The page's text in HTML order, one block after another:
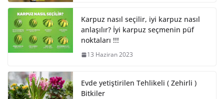
Karpuz nasıl seçilir, iyi karpuz nasıl
anlaşılır? İyi karpuz seçmenin püf
noktaları !!!
13 Haziran 2023
Evde yetiştirilen Tehlikeli ( Zehirli )
Bitkiler